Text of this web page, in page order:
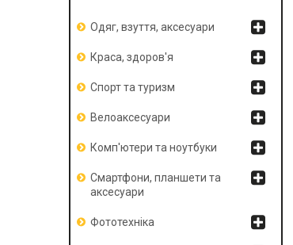
Одяг, взуття, аксесуари
Краса, здоров'я
Спорт та туризм
Велоаксесуари
Комп'ютери та ноутбуки
Смартфони, планшети та
аксесуари
Фототехніка